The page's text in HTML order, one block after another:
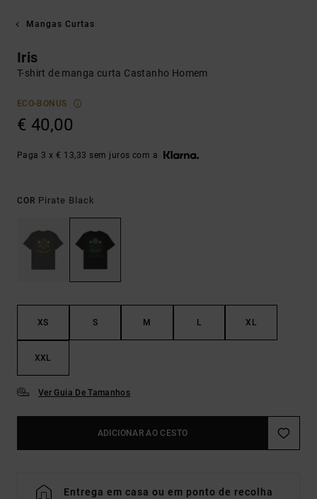
Mangas Curtas
Iris
T-shirt de manga curta Castanho Homem
ECO-BONUS
€ 40,00
Paga 3 x € 13,33 sem juros com a
COR Pirate Black
XS S M L XL
XXL
Ver Guia De Tamanhos
ADICIONAR AO CESTO
Entrega em casa ou em ponto de recolha